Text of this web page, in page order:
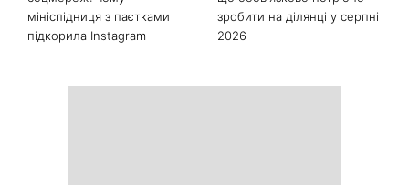
Останні новини